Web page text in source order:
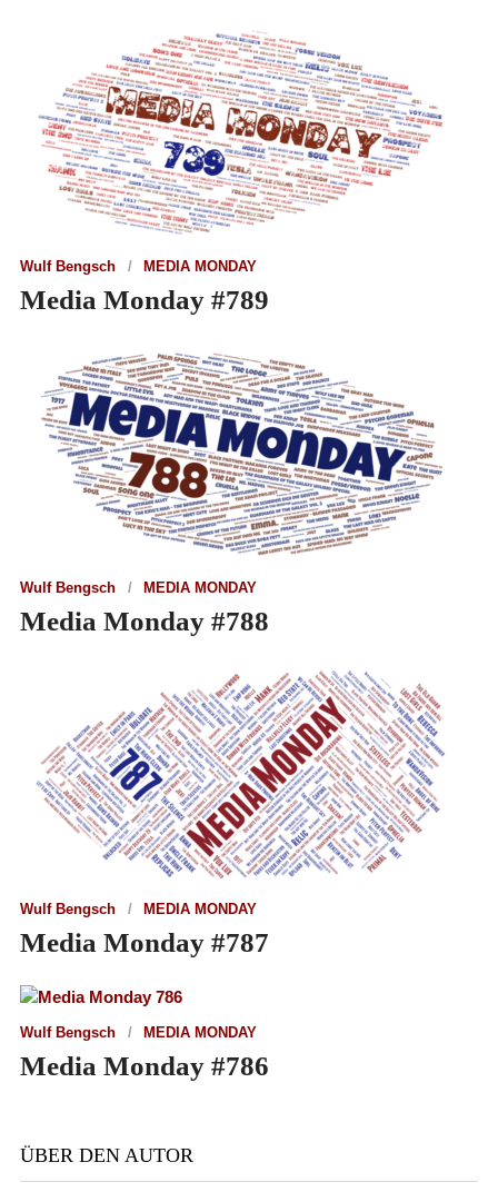
Wulf Bengsch MEDIA MONDAY
Media Monday #789
Wulf Bengsch MEDIA MONDAY
Media Monday #788
Wulf Bengsch MEDIA MONDAY
Media Monday #787
Wulf Bengsch MEDIA MONDAY
Media Monday #786
ÜBER DEN AUTOR